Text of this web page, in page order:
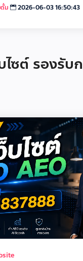
ม 2026-06-03 16:50:43
ไซต์ รองรับ